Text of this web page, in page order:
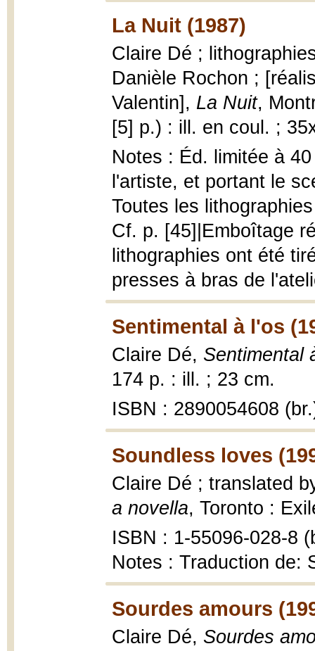
La Nuit (1987)
Claire Dé ;
Danièle Rochon ;
Valentin], La Nuit,
[5] p.) : ill. en coul. ;
Notes : Éd. limitée à
l'artiste, et portant le
Toutes les
Cf. p. [45]|Emboîtage
lithographies ont été
presses à bras de
Sentimental à l'os
Claire Dé, Sentimental
174 p. : ill. ; 23 cm.
ISBN : 2890054608
Soundless loves
Claire Dé ; translated
a novella, Toronto :
ISBN : 1-55096-028-8
Notes : Traduction de:
Sourdes amours
Claire Dé, Sourdes